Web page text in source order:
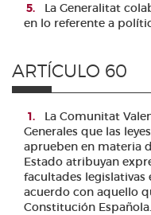
La Generalitat
en lo referente a
ARTÍCULO 60
La Comunitat
Generales que las
aprueben en materia
Estado atribuyan
facultades legislativas
acuerdo con aquello
Constitución Española.